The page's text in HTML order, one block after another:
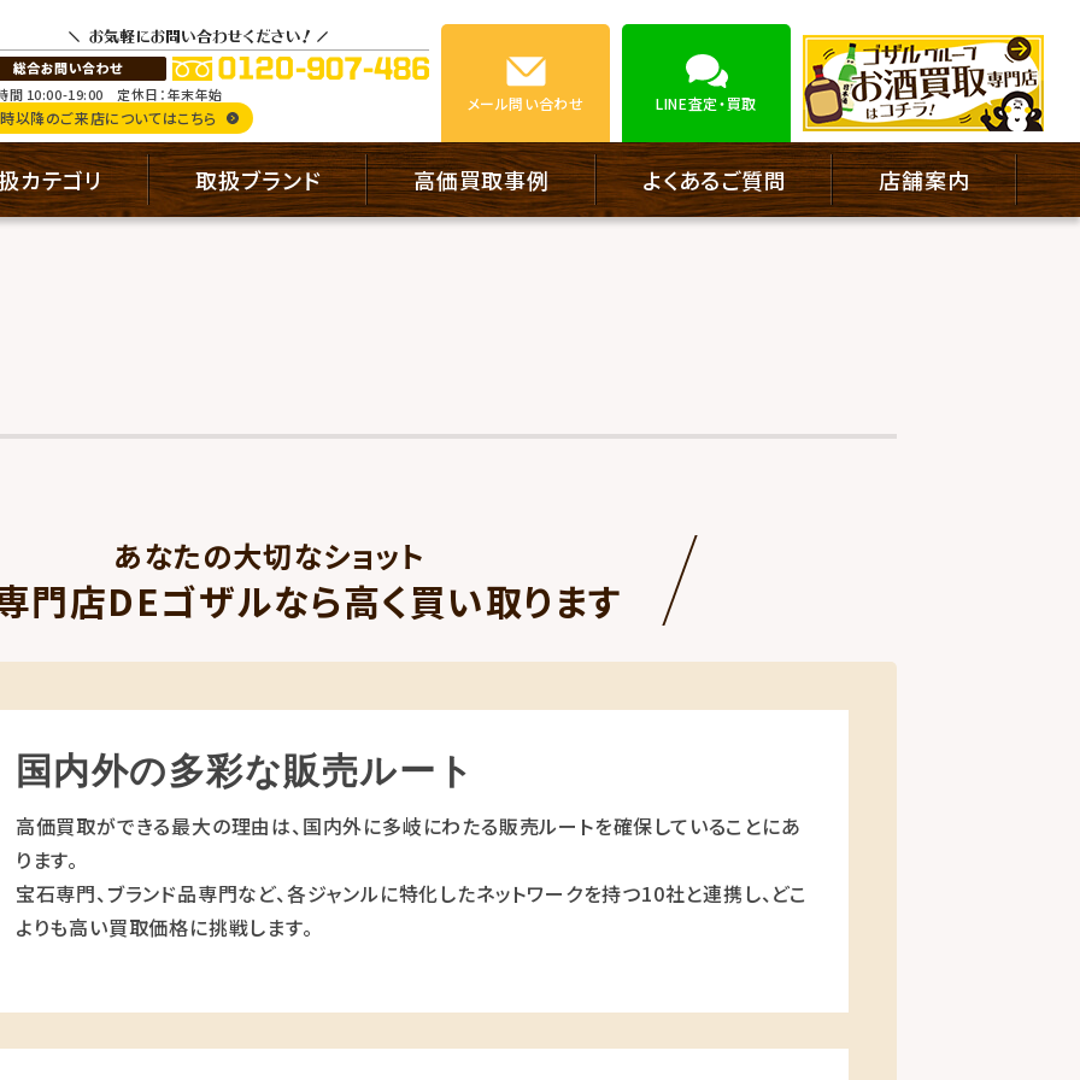
間 10:00-19:00 定休日：年末年始
以降のご来店についてはこちら
メール問い合わせ LINE査定・買取
カテゴリ 取扱ブランド 高価買取事例 よくあるご質問 店舗案内
あなたの大切なショット
門店DEゴザルなら高く買い取ります
国内外の多彩な販売ルート
高価買取ができる最大の理由は、国内外に多岐にわたる販売ルートを確保していることにあ
ります。
宝石専門、ブランド品専門など、各ジャンルに特化したネットワークを持つ10社と連携し、どこ
よりも高い買取価格に挑戦します。